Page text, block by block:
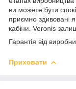
ви можете бути
приємно здивовані
кабіни. Veronis
Гарантія від
Приховати